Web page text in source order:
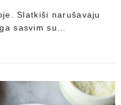
Slatkiši narušavaju
sasvim su…